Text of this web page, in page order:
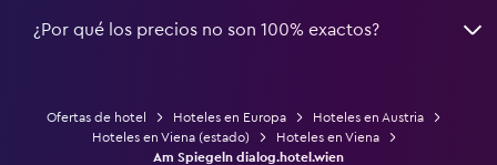
¿Por qué los precios no son 100% exactos?
Ofertas de hotel Hoteles en Europa
Hoteles en Austria
Hoteles en Viena (estado)
Hoteles en Viena
Am Spiegeln dialog.hotel.wien